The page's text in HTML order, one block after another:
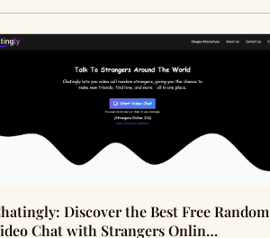
Discover the Best Free Random
Chat with Strangers Onlin…